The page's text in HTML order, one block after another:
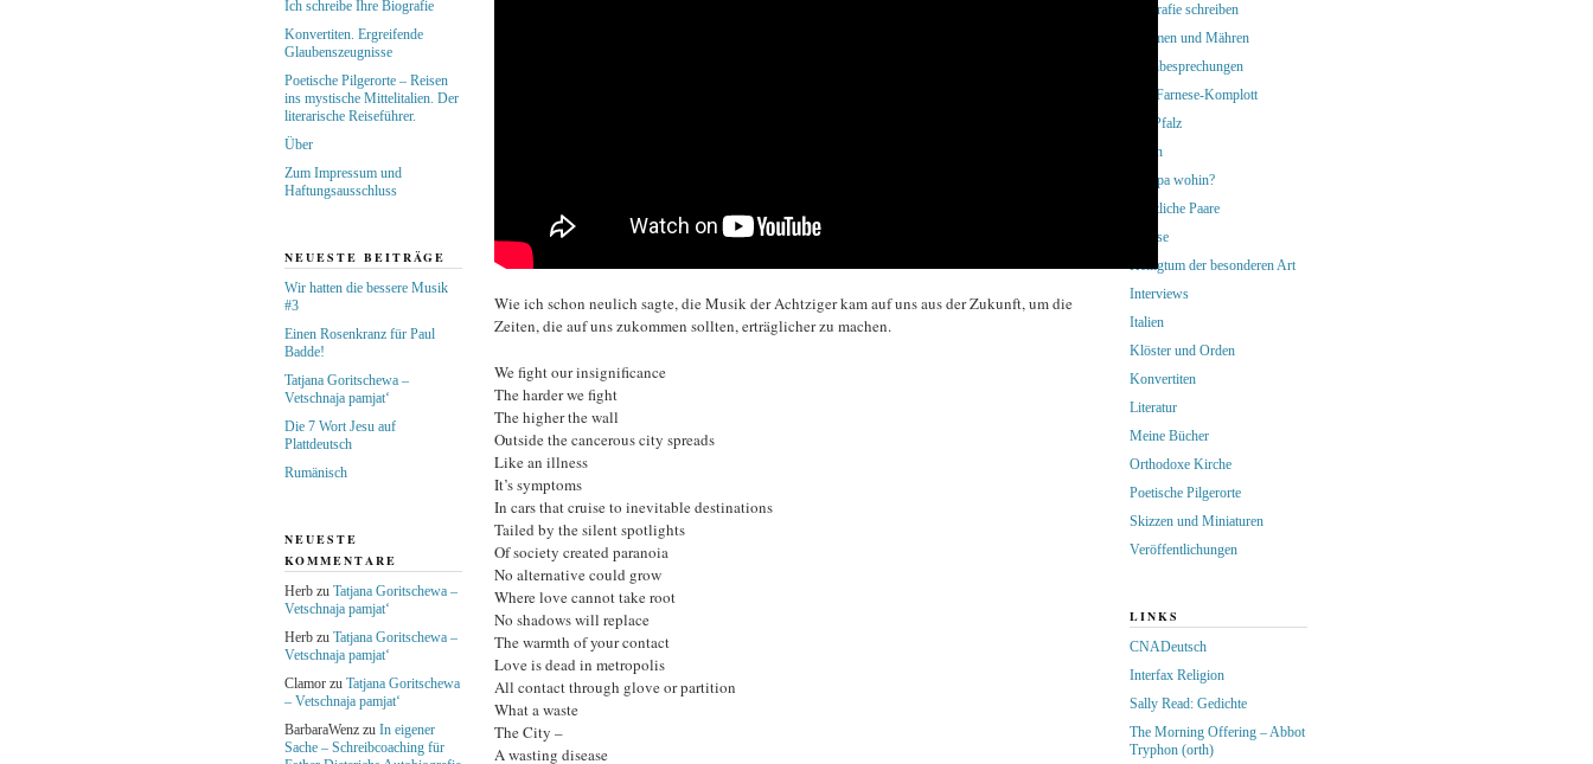
Wie ich schon neulich sagte, die Musik der Achtziger kam auf uns aus der Zukunft, um die
Zeiten, die auf uns zukommen sollten, erträglicher zu machen.
We fight our insignificance
The harder we fight
The higher the wall
Outside the cancerous city spreads
Like an illness
It’s symptoms
In cars that cruise to inevitable destinations
Tailed by the silent spotlights
Of society created paranoia
No alternative could grow
Where love cannot take root
No shadows will replace
The warmth of your contact
Love is dead in metropolis
All contact through glove or partition
What a waste
The City –
A wasting disease
Ich schreibe Ihre Biografie
Konvertiten. Ergreifende
Glaubenszeugnisse
Poetische Pilgerorte – Reisen
ins mystische Mittelitalien. Der
literarische Reiseführer.
Über
Zum Impressum und
Haftungsausschluss
NEUESTE BEITRÄGE
Wir hatten die bessere Musik
#3
Einen Rosenkranz für Paul
Badde!
Tatjana Goritschewa –
Vetschnaja pamjat‘
Die 7 Wort Jesu auf
Plattdeutsch
Rumänisch
NEUESTE
KOMMENTARE
Herbzu Tatjana Goritschewa –
Vetschnaja pamjat‘
Herbzu Tatjana Goritschewa –
Vetschnaja pamjat‘
Clamorzu Tatjana Goritschewa
– Vetschnaja pamjat‘
BarbaraWenzzu In eigener
Sache – Schreibcoaching für
Biografie schreiben
Böhmen und Mähren
Buchbesprechungen
Das Farnese-Komplott
Die Pfalz
Essen
Europa wohin?
Geistliche Paare
Glosse
Heiligtum der besonderen Art
Interviews
Italien
Klöster und Orden
Konvertiten
Literatur
Meine Bücher
Orthodoxe Kirche
Poetische Pilgerorte
Skizzen und Miniaturen
Veröffentlichungen
LINKS
CNADeutsch
Interfax Religion
Sally Read: Gedichte
The Morning Offering – Abbot
Tryphon (orth)